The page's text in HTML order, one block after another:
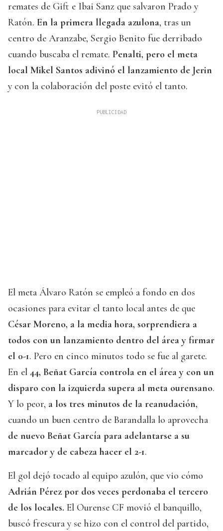
remates de Gift e Ibai Sanz que salvaron Prado y
Ratón. En la primera llegada azulona, tras un
centro de Aranzabe, Sergio Benito fue derribado
cuando buscaba el remate. Penalti, pero el meta
local Mikel Santos adivinó el lanzamiento de Jerin
y con la colaboración del poste evitó el tanto.
El meta Álvaro Ratón se empleó a fondo en dos
ocasiones para evitar el tanto local antes de que
César Moreno, a la media hora, sorprendiera a
todos con un lanzamiento dentro del área y firmar
el 0-1. Pero en cinco minutos todo se fue al garete.
En el 44, Beñat García controla en el área y con un
disparo con la izquierda supera al meta ourensano.
Y lo peor, a los tres minutos de la reanudación,
cuando un buen centro de Barandalla lo aprovecha
de nuevo Beñat García para adelantarse a su
marcador y de cabeza hacer el 2-1.
El gol dejó tocado al equipo azulón, que vio cómo
Adrián Pérez por dos veces perdonaba el tercero
de los locales. El Ourense CF movió el banquillo,
buscó frescura y se hizo con el control del partido,